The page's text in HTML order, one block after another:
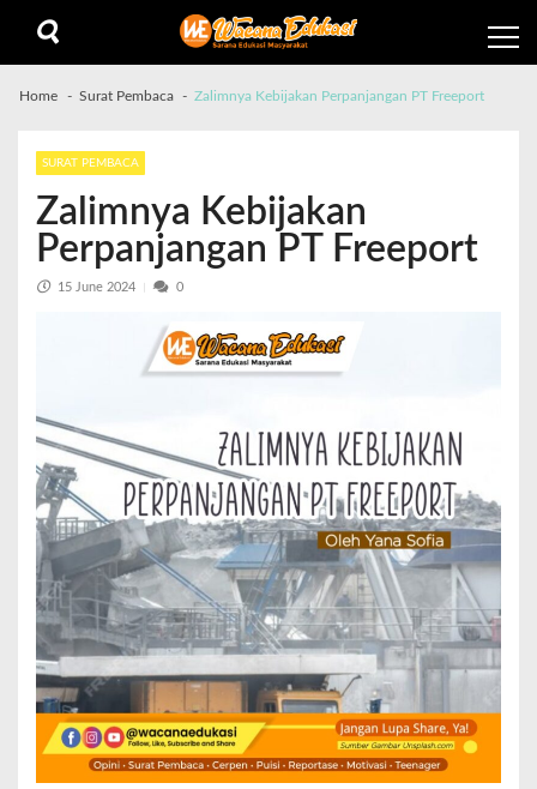
Home Surat Pembaca Zalimnya Kebijakan Perpanjangan PT Freeport
SURAT PEMBACA
Zalimnya Kebijakan
Perpanjangan PT Freeport
15 June 2024 0